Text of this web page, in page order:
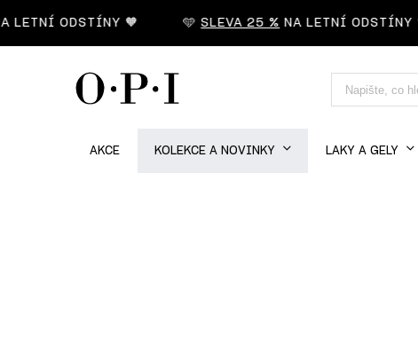
ODSTÍNY 🧡 SLEVA 25 %NA LETNÍ ODSTÍNY 🧡
AKCE KOLEKCE A NOVINKY LAKY A GELY